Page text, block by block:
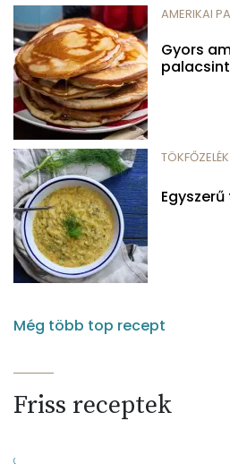
AMERIKAI
Gyors
TÖKFŐZELÉK
Még több top recept
Friss receptek